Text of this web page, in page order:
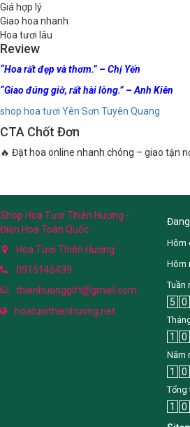
Giá hợp lý
Giao hoa nhanh
Hoa tươi lâu
Review
“Hoa rất đẹp và thơm.” – Chị Yến
“Giao đúng giờ, rất hài lòng.” – Anh Kiên
shop hoa tươi Yên Sơn Tuyên Quang
CTA Chốt Đơn
🔥 Đặt hoa online nhanh chóng – giao tận
Shop Hoa Tươi Thiên Hương -
Điện Hoa Toàn Quốc
Hoa Tươi Thiên Hương
0915145439
thienhuonggift@gmail.com
hoatuoithienhuong.net
Hôm
Hôm
Tuần
5 0
1 0
Năm
1 0
Tổng
1 0